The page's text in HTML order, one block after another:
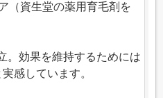
（資生堂の薬用育毛剤を
。効果を維持するためには
感しています。